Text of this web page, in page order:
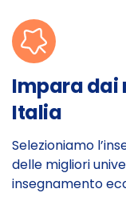
Impara dai
Italia
Selezioniamo
delle migliori
insegnamento